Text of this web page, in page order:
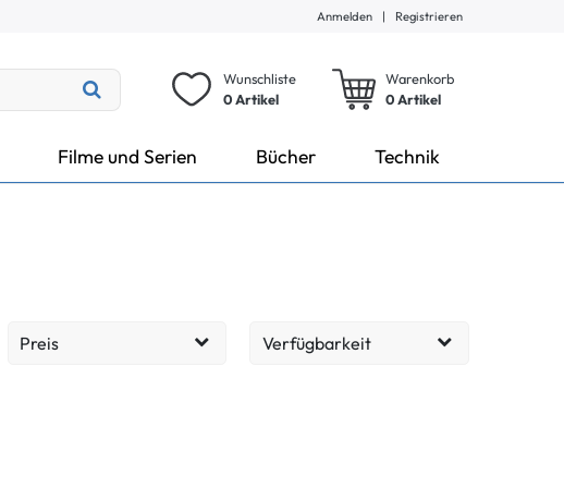
Anmelden | Registrieren
Wunschliste
0 Artikel
Warenkorb
0Artikel
Filme und Serien Bücher Technik
Preis Verfügbarkeit